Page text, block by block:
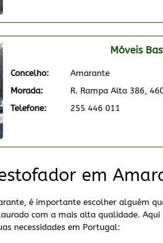
Móveis
Concelho:
Amarante
Morada:
R. Rampa Alta 386,
Telefone:
255 446 011
em
é importante escolher alguém
com a mais alta qualidade. Aqui
necessidades em Portugal: